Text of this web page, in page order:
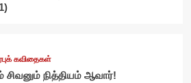
கவிதைகள்
சிவனும் நித்தியம் ஆவார்!